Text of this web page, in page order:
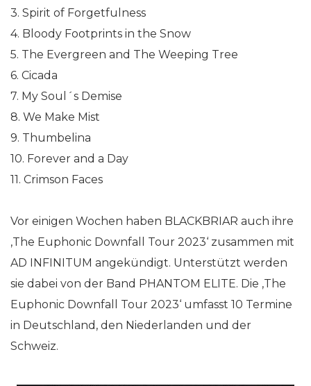
3. Spirit of Forgetfulness
4. Bloody Footprints in the Snow
5. The Evergreen and The Weeping Tree
6. Cicada
7. My Soul´s Demise
8. We Make Mist
9. Thumbelina
10. Forever and a Day
11. Crimson Faces
Vor einigen Wochen haben BLACKBRIAR auch ihre
‚The Euphonic Downfall Tour 2023‘ zusammen mit
AD INFINITUM angekündigt. Unterstützt werden
sie dabei von der Band PHANTOM ELITE. Die ‚The
Euphonic Downfall Tour 2023‘ umfasst 10 Termine
in Deutschland, den Niederlanden und der
Schweiz.